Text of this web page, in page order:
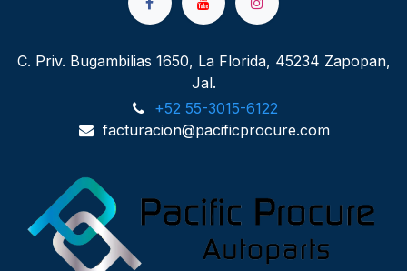
C. Priv. Bugambilias 1650, La Florida, 45234 Zapopan,
Jal.
+52 55-3015-6122
facturacion@pacificprocure.com